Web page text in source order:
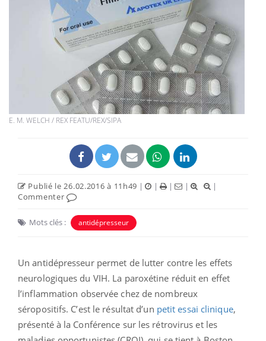
E. M. WELCH / REX FEATU/REX/SIPA
Publié le 26.02.2016 à 11h49 | | | |
|
Commenter
Mots clés : antidépresseur
Un antidépresseur permet de lutter contre les effets
neurologiques du VIH. La paroxétine réduit en effet
l’inflammation observée chez de nombreux
séropositifs. C’est le résultat d’un petit essai clinique,
présenté à la Conférence sur les rétrovirus et les